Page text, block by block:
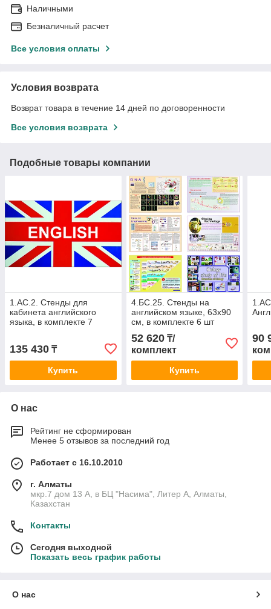
Наличными
Безналичный расчет
Все условия оплаты
Условия возврата
Возврат товара в течение 14 дней по договоренности
Все условия возврата
Подобные товары компании
1.АС.2. Стенды для
кабинета английского
языка, в комплекте 7
135 430 ₸
Купить
4.БС.25. Стенды на
английском языке, 63х90
см, в комплекте 6 шт
52 620₸/
комплект
Купить
90
О нас
Рейтинг не сформирован
Менее 5 отзывов за последний год
Работает с 16.10.2010
г. Алматы
мкр.7 дом 13 А, в БЦ "Насима", Литер А, Алматы,
Казахстан
Контакты
Сегодня выходной
Показать весь график работы
О нас